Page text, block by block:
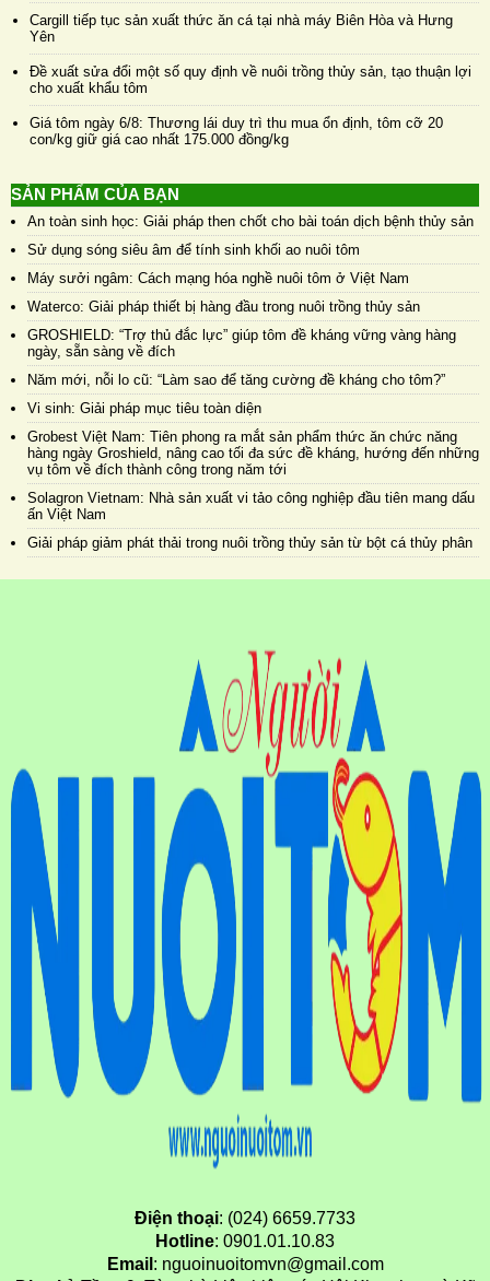
Cargill tiếp tục sản xuất thức ăn cá tại nhà máy Biên Hòa và Hưng
Yên
Đề xuất sửa đổi một số quy định về nuôi trồng thủy sản, tạo thuận lợi
cho xuất khẩu tôm
Giá tôm ngày 6/8: Thương lái duy trì thu mua ổn định, tôm cỡ 20
con/kg giữ giá cao nhất 175.000 đồng/kg
SẢN PHẨM CỦA BẠN
An toàn sinh học: Giải pháp then chốt cho bài toán dịch bệnh thủy sản
Sử dụng sóng siêu âm để tính sinh khối ao nuôi tôm
Máy sưởi ngâm: Cách mạng hóa nghề nuôi tôm ở Việt Nam
Waterco: Giải pháp thiết bị hàng đầu trong nuôi trồng thủy sản
GROSHIELD: “Trợ thủ đắc lực” giúp tôm đề kháng vững vàng hàng
ngày, sẵn sàng về đích
Năm mới, nỗi lo cũ: “Làm sao để tăng cường đề kháng cho tôm?”
Vi sinh: Giải pháp mục tiêu toàn diện
Grobest Việt Nam: Tiên phong ra mắt sản phẩm thức ăn chức năng
hàng ngày Groshield, nâng cao tối đa sức đề kháng, hướng đến những
vụ tôm về đích thành công trong năm tới
Solagron Vietnam: Nhà sản xuất vi tảo công nghiệp đầu tiên mang dấu
ấn Việt Nam
Giải pháp giảm phát thải trong nuôi trồng thủy sản từ bột cá thủy phân
Điện thoại: (024) 6659.7733
Hotline: 0901.01.10.83
Email : nguoinuoitomvn@gmail.com